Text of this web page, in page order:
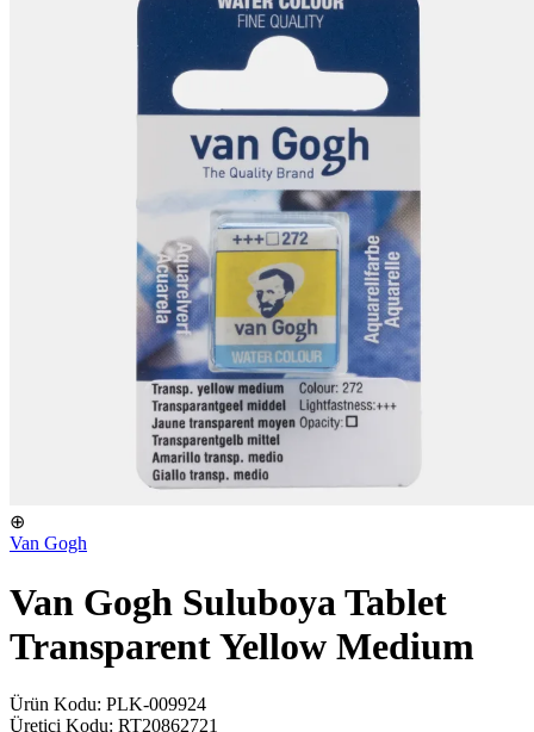
⊕
Van Gogh
Van Gogh Suluboya Tablet
Transparent Yellow Medium
Ürün Kodu: PLK-009924
Üretici Kodu: RT20862721